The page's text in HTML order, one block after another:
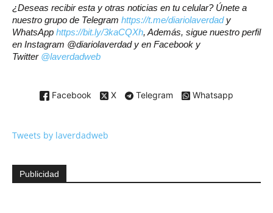
¿Deseas recibir esta y otras noticias en tu celular? Únete a
nuestro grupo de Telegram https://t.me/diariolaverdady
WhatsApp https://bit.ly/3kaCQXh, Además, sigue nuestro perfil
en Instagram @diariolaverdad y en Facebook y
Twitter @laverdadweb
Facebook X Telegram Whatsapp
Tweets by laverdadweb
Publicidad